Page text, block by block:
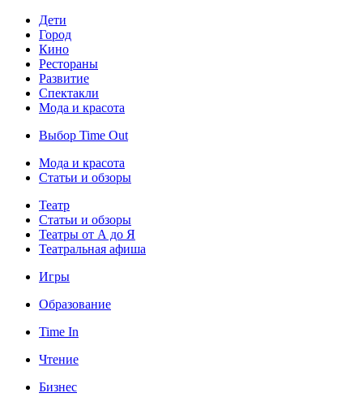
Дети
Город
Кино
Рестораны
Развитие
Спектакли
Мода и красота
Выбор Time Out
Мода и красота
Статьи и обзоры
Театр
Статьи и обзоры
Театры от А до Я
Театральная афиша
Игры
Образование
Time In
Чтение
Бизнес